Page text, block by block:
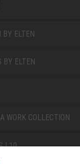
BY ELTEN
BY ELTEN
WORK COLLECTION
L10